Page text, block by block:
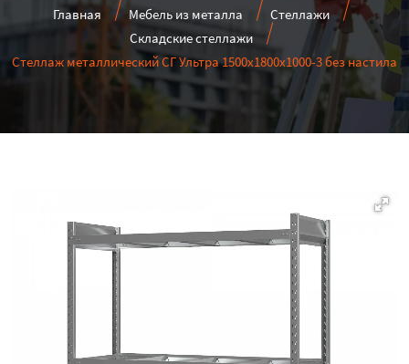
Главная Мебель из металла
Стеллажи
Складские стеллажи
Стеллаж металлический СГ Ультра 1500x1800x1000-3 без настила